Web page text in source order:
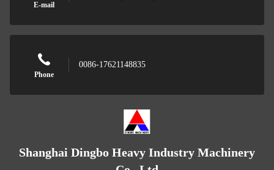
E-mail
Phone
0086-17621148835
Shanghai Dingbo Heavy Industry Machinery